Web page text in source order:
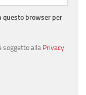
questo browser per
soggetto alla Privacy